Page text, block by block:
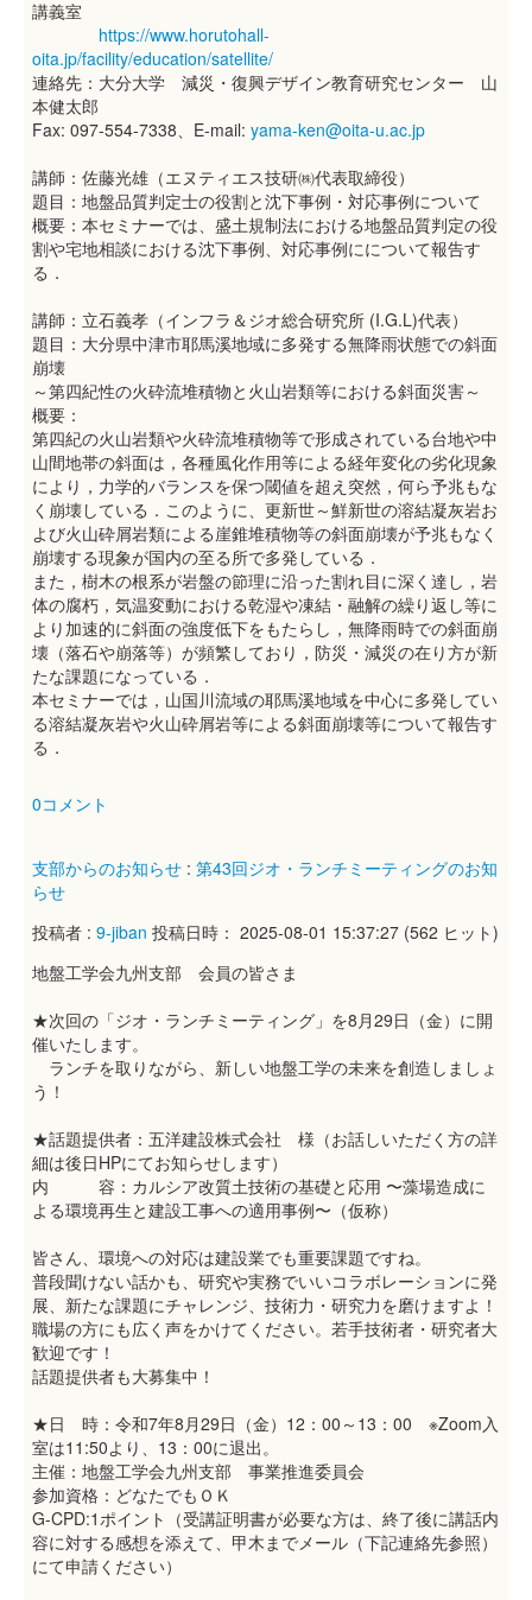
講義室
https://www.horutohall-
oita.jp/facility/education/satellite/
連絡先：大分大学 減災・復興デザイン教育研究センター 山
本健太郎
Fax: 097-554-7338、E-mail: yama-ken@oita-u.ac.jp
講師：佐藤光雄（エヌティエス技研㈱代表取締役）
題目：地盤品質判定士の役割と沈下事例・対応事例について
概要：本セミナーでは、盛土規制法における地盤品質判定の役
割や宅地相談における沈下事例、対応事例にについて報告す
る．
講師：立石義孝（インフラ＆ジオ総合研究所 (I.G.L)代表）
題目：大分県中津市耶馬溪地域に多発する無降雨状態での斜面
崩壊
～第四紀性の火砕流堆積物と火山岩類等における斜面災害～
概要：
第四紀の火山岩類や火砕流堆積物等で形成されている台地や中
山間地帯の斜面は，各種風化作用等による経年変化の劣化現象
により，力学的バランスを保つ閾値を超え突然，何ら予兆もな
く崩壊している．このように、更新世～鮮新世の溶結凝灰岩お
よび火山砕屑岩類による崖錐堆積物等の斜面崩壊が予兆もなく
崩壊する現象が国内の至る所で多発している．
また，樹木の根系が岩盤の節理に沿った割れ目に深く達し，岩
体の腐朽，気温変動における乾湿や凍結・融解の繰り返し等に
より加速的に斜面の強度低下をもたらし，無降雨時での斜面崩
壊（落石や崩落等）が頻繁しており，防災・減災の在り方が新
たな課題になっている．
本セミナーでは，山国川流域の耶馬溪地域を中心に多発してい
る溶結凝灰岩や火山砕屑岩等による斜面崩壊等について報告す
る．
0コメント
支部からのお知らせ : 第43回ジオ・ランチミーティングのお知
らせ
投稿者 : 9-jiban 投稿日時： 2025-08-01 15:37:27 (562 ヒット)
地盤工学会九州支部 会員の皆さま
★次回の「ジオ・ランチミーティング」を8月29日（金）に開
催いたします。
ランチを取りながら、新しい地盤工学の未来を創造しましょ
う！
★話題提供者：五洋建設株式会社 様（お話しいただく方の詳
細は後日HPにてお知らせします）
内 容：カルシア改質土技術の基礎と応用 〜藻場造成に
よる環境再生と建設工事への適用事例〜（仮称）
皆さん、環境への対応は建設業でも重要課題ですね。
普段聞けない話かも、研究や実務でいいコラボレーションに発
展、新たな課題にチャレンジ、技術力・研究力を磨けますよ！
職場の方にも広く声をかけてください。若手技術者・研究者大
歓迎です！
話題提供者も大募集中！
★日 時：令和7年8月29日（金）12：00～13：00 ※Zoom入
室は11:50より、13：00に退出。
主催：地盤工学会九州支部 事業推進委員会
参加資格：どなたでもＯＫ
G-CPD:1ポイント（受講証明書が必要な方は、終了後に講話内
容に対する感想を添えて、甲木までメール（下記連絡先参照）
にて申請ください）